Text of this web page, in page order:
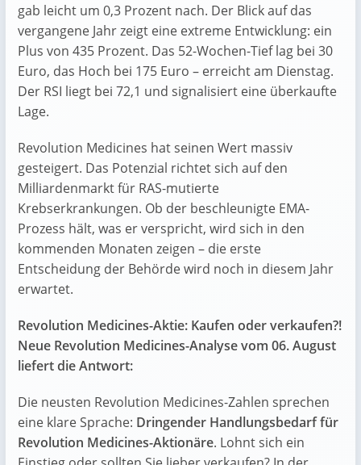
gab leicht um 0,3 Prozent nach. Der Blick auf das
vergangene Jahr zeigt eine extreme Entwicklung: ein
Plus von 435 Prozent. Das 52-Wochen-Tief lag bei 30
Euro, das Hoch bei 175 Euro – erreicht am Dienstag.
Der RSI liegt bei 72,1 und signalisiert eine überkaufte
Lage.
Revolution Medicines hat seinen Wert massiv
gesteigert. Das Potenzial richtet sich auf den
Milliardenmarkt für RAS-mutierte
Krebserkrankungen. Ob der beschleunigte EMA-
Prozess hält, was er verspricht, wird sich in den
kommenden Monaten zeigen – die erste
Entscheidung der Behörde wird noch in diesem Jahr
erwartet.
Revolution Medicines-Aktie: Kaufen oder verkaufen?!
Neue Revolution Medicines-Analyse vom 06. August
liefert die Antwort:
Die neusten Revolution Medicines-Zahlen sprechen
eine klare Sprache: Dringender Handlungsbedarf für
Revolution Medicines-Aktionäre. Lohnt sich ein